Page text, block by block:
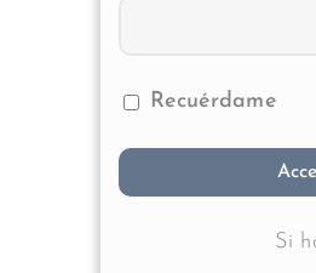
Recuérdame
Si